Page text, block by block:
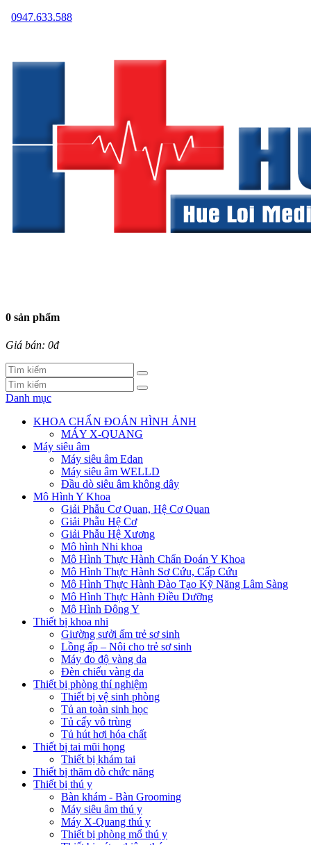
0947.633.588
0 sản phẩm
Giá bán: 0đ
Danh mục
KHOA CHẨN ĐOÁN HÌNH ẢNH
MÁY X-QUANG
Máy siêu âm
Máy siêu âm Edan
Máy siêu âm WELLD
Đầu dò siêu âm không dây
Mô Hình Y Khoa
Giải Phẫu Cơ Quan, Hệ Cơ Quan
Giải Phẫu Hệ Cơ
Giải Phẫu Hệ Xương
Mô hình Nhi khoa
Mô Hình Thực Hành Chẩn Đoán Y Khoa
Mô Hình Thực Hành Sơ Cứu, Cấp Cứu
Mô Hình Thực Hành Đào Tạo Kỹ Năng Lâm Sàng
Mô Hình Thực Hành Điều Dưỡng
Mô Hình Đông Y
Thiết bị khoa nhi
Giường sưởi ấm trẻ sơ sinh
Lồng ấp – Nôi cho trẻ sơ sinh
Máy đo độ vàng da
Đèn chiếu vàng da
Thiết bị phòng thí nghiệm
Thiết bị vệ sinh phòng
Tủ an toàn sinh học
Tủ cấy vô trùng
Tủ hút hơi hóa chất
Thiết bị tai mũi họng
Thiết bị khám tai
Thiết bị thăm dò chức năng
Thiết bị thú y
Bàn khám - Bàn Grooming
Máy siêu âm thú y
Máy X-Quang thú y
Thiết bị phòng mổ thú y